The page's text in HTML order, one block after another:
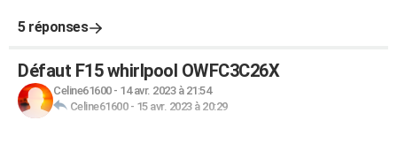
5 réponses
Défaut F15 whirlpool OWFC3C26X
Celine61600- 14 avr. 2023 à 21:54
Celine61600- 15 avr. 2023 à 20:29